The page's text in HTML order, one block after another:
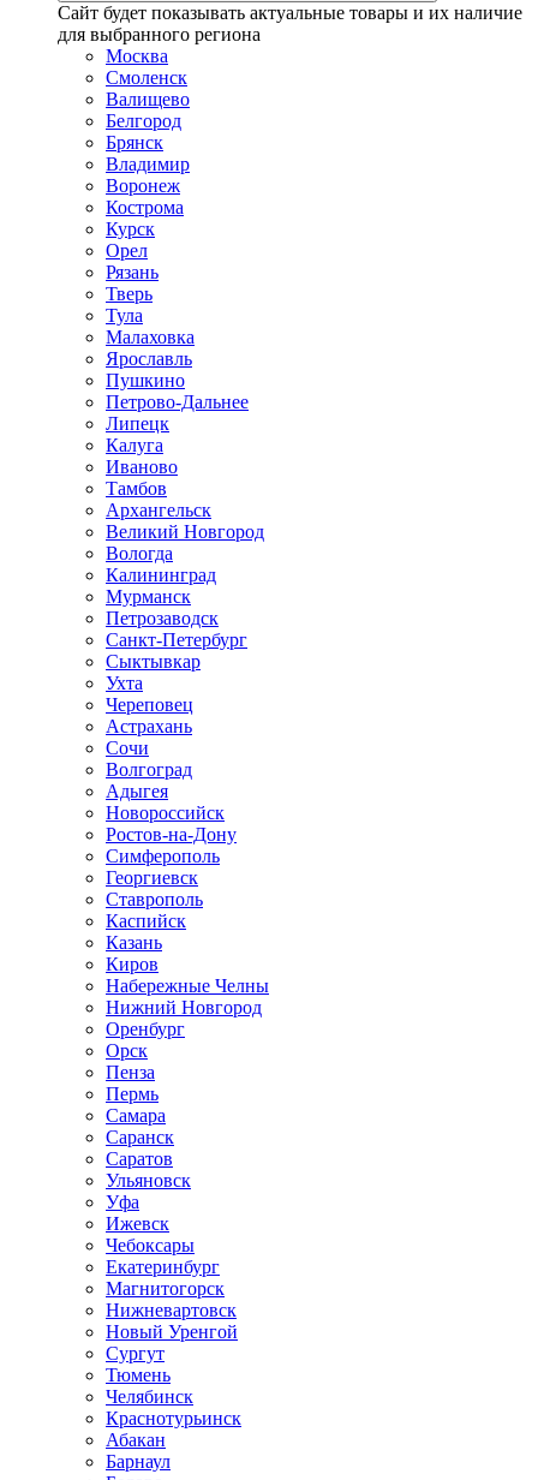
Сайт будет показывать актуальные товары и их наличие
для выбранного региона
Москва
Смоленск
Валищево
Белгород
Брянск
Владимир
Воронеж
Кострома
Курск
Орел
Рязань
Тверь
Тула
Малаховка
Ярославль
Пушкино
Петрово-Дальнее
Липецк
Калуга
Иваново
Тамбов
Архангельск
Великий Новгород
Вологда
Калининград
Мурманск
Петрозаводск
Санкт-Петербург
Сыктывкар
Ухта
Череповец
Астрахань
Сочи
Волгоград
Адыгея
Новороссийск
Ростов-на-Дону
Симферополь
Георгиевск
Ставрополь
Каспийск
Казань
Киров
Набережные Челны
Нижний Новгород
Оренбург
Орск
Пенза
Пермь
Самара
Саранск
Саратов
Ульяновск
Уфа
Ижевск
Чебоксары
Екатеринбург
Магнитогорск
Нижневартовск
Новый Уренгой
Сургут
Тюмень
Челябинск
Краснотурьинск
Абакан
Барнаул